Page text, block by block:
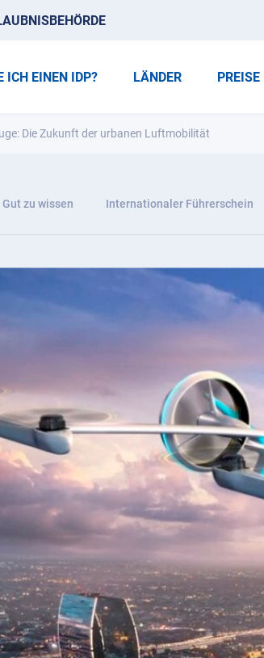
ICH EINEN IDP? LÄNDER PREISE
Die Zukunft der urbanen Luftmobilität
Gut zu wissen Internationaler Führerschein